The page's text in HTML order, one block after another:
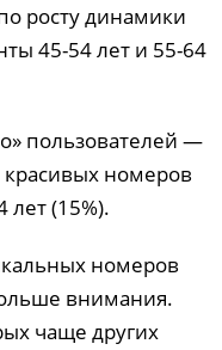
росту динамики
45-54 лет и 55-64
пользователей —
номеров
(15%).
номеров
внимания.
чаще других